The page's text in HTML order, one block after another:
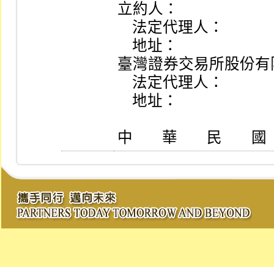
立約人：
臺灣證券交易所股份
中        華        民        國